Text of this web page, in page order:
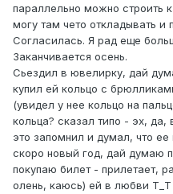
параллельно можно строить
могу там чето откладывать и
Согласилась. Я рад еще
Заканчивается осень.
Сьездил в ювелирку, дай
купил ей кольцо с
(увидел у нее кольцо на
кольца? сказал типо - эх, да,
это запомнил и думал, что
скоро новый год, дай думаю
покупаю билет - прилетает,
олень, каюсь) ей в любви Т_Т